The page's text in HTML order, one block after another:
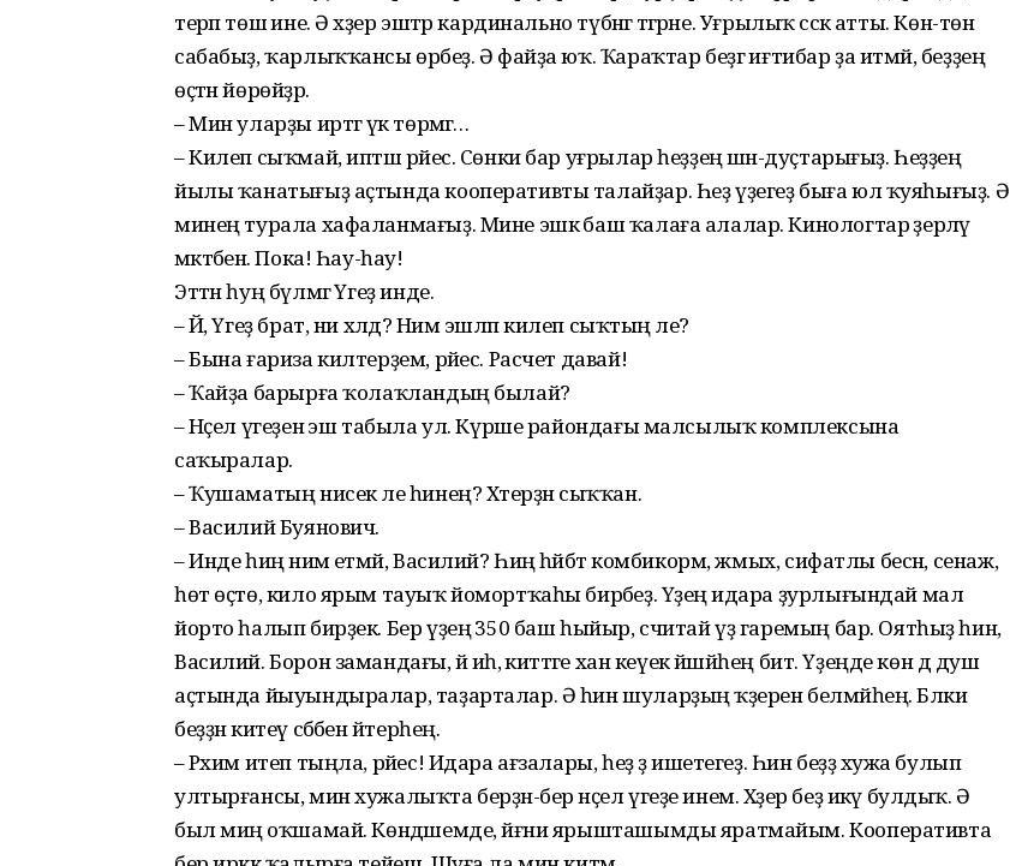
терәп төшә ине. Ә хәҙер эштәр кардинально түбәнгә тәгәрәне. Уғрылыҡ сәскә атты. Көн-төн
сабабыҙ, ҡарлыҡҡансы өрәбеҙ. Ә файҙа юҡ. Ҡараҡтар беҙгә иғтибар ҙа итмәй, беҙҙең
өҫтән йөрөйҙәр.
– Мин уларҙы иртәгә үк төр­мәгә…
– Килеп сыҡмай, иптәш рә­йес. Сөнки бар уғрылар һеҙҙең әшнә-дуҫтарығыҙ. Һеҙҙең
йылы ҡанатығыҙ аҫтында кооперативты талайҙар. Һеҙ үҙегеҙ быға юл ҡуяһығыҙ. Ә
минең турала хафаланмағыҙ. Мине эшкә баш ҡалаға алалар. Кинологтар әҙерләү
мәктәбенә. Пока! Һау-һау!
Эттән һуң бүлмәгә Үгеҙ инде.
– Йә, Үгеҙ брат, ни хәлдә? Нимә эшләп килеп сыҡтың әле?
– Бына ғариза килтерҙем, рәйес. Расчет давай!
– Ҡайҙа барырға ҡолаҡландың былай?
– Нәҫел үгеҙенә эш табыла ул. Күрше райондағы малсылыҡ комплексына
саҡыралар.
– Ҡушаматың нисек әле һи­нең? Хәтерҙән сыҡҡан.
– Василий Буянович.
– Инде һиңә нимә етмәй, Василий? Һиңә һәйбәт комби­корм, жмых, сифатлы бесән, сенаж,
һөт өҫтө, кило ярым тауыҡ йомортҡаһы бирәбеҙ. Үҙеңә идара ҙурлығындай мал
йорто һалып бирҙек. Бер үҙеңә 350 баш һыйыр, считай үҙ гаремың бар. Оятһыҙ һин,
Василий. Борон замандағы, йә иһә, әкиәт­тәге хан кеүек йәшәйһең бит. Үҙеңде көн дә душ
аҫтында йыуындыралар, таҙарталар. Ә һин шуларҙың ҡәҙерен белмәйһең. Бәлки
беҙҙән китеү сәбәбен әйтерһең.
– Рәхим итеп тыңла, рәйес! Идара ағзалары, һеҙ ҙә ише­тегеҙ. Һин беҙҙә хужа булып
ултырғансы, мин хужалыҡта берҙән-бер нәҫел үгеҙе инем. Хәҙер беҙ икәү булдыҡ. Ә
был миңә оҡшамай. Көндәшемде, йәғни ярышташымды яратмайым. Кооперативта